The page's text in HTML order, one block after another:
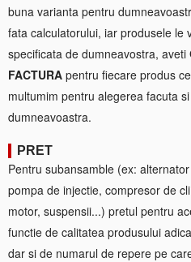
buna varianta pentru
fata calculatorului, iar produsele le
specificata de dumneavostra, aveti
FACTURA pentru fiecare produs
multumim pentru alegerea facuta
dumneavoastra.
PRET
Pentru subansamble (ex:
pompa de injectie, compresor de
motor, suspensii...) pretul pentru
functie de calitatea produsului
dar si de numarul de repere pe